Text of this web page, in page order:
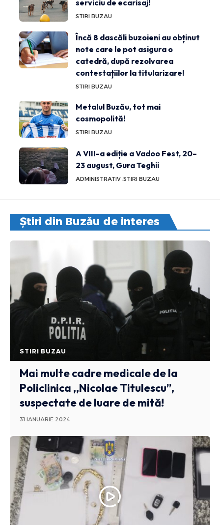
serviciu de ecarisaj!
STIRI BUZAU
Încă 8 dascăli buzoieni au obținut
note care le pot asigura o
catedră, după rezolvarea
contestațiilor la titularizare!
STIRI BUZAU
Metalul Buzău, tot mai
cosmopolită!
STIRI BUZAU
A VIII-a ediție a Vadoo Fest, 20–
23 august, Gura Teghii
ADMINISTRATIV STIRI BUZAU
Știri din Buzău de interes
STIRI BUZAU
Mai multe cadre medicale de la
Policlinica ,,Nicolae Titulescu”,
suspectate de luare de mită!
31 IANUARIE 2024